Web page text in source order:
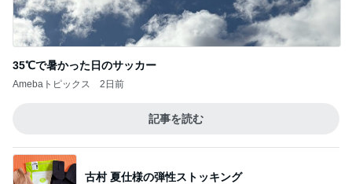
35℃で暑かった日のサッカー
Amebaトピックス 2日前
記事を読む
古村 夏仕様の弾性ストッキング